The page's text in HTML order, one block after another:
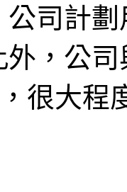
司計
，公司
很大程